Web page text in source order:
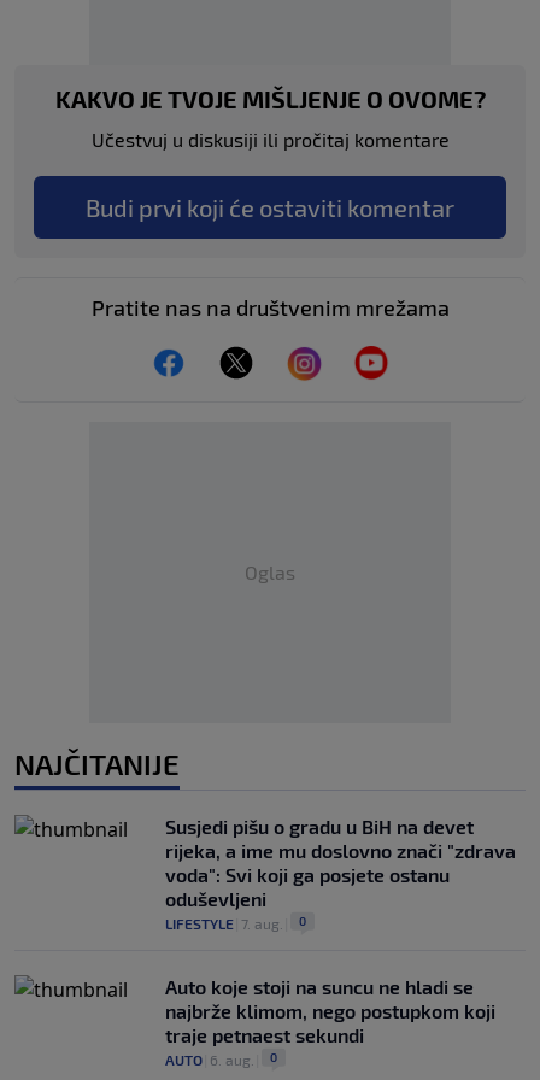
KAKVO JE TVOJE MIŠLJENJE O OVOME?
Učestvuj u diskusiji ili pročitaj komentare
Budi prvi koji će ostaviti komentar
Pratite nas na društvenim mrežama
Oglas
NAJČITANIJE
Susjedi pišu o gradu u BiH na devet
rijeka, a ime mu doslovno znači "zdrava
voda": Svi koji ga posjete ostanu
oduševljeni
LIFESTYLE 7. aug. 0
Auto koje stoji na suncu ne hladi se
najbrže klimom, nego postupkom koji
traje petnaest sekundi
AUTO 6. aug. 0